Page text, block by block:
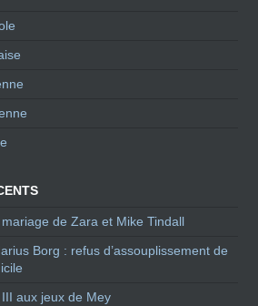
de Zara et Mike Tindall
Borg : refus d’assouplissement de
aux jeux de Mey